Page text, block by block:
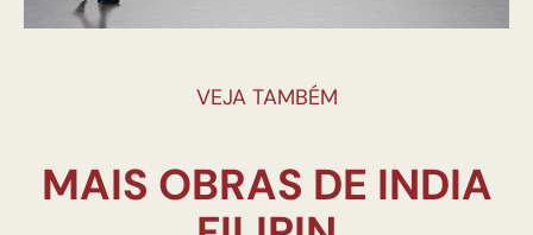
VEJA TAMBÉM
MAIS OBRAS DE INDIA